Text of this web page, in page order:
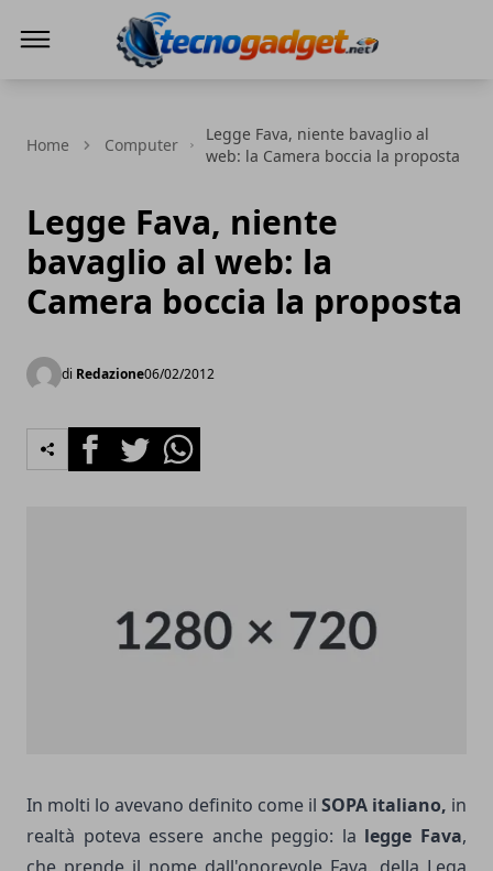
Home Computer
Legge Fava, niente bavaglio al
web: la Camera boccia la proposta
Legge Fava, niente
bavaglio al web: la
Camera boccia la proposta
di Redazione06/02/2012
FacebookTwitterWhatsapp
In molti lo avevano definito come il SOPA italiano, in
realtà poteva essere anche peggio: la legge Fava,